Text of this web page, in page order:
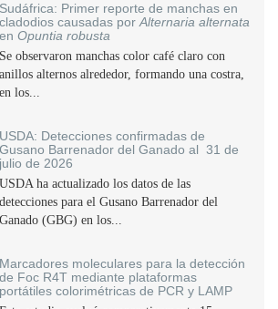
Sudáfrica: Primer reporte de manchas en
cladodios causadas por Alternaria alternata
en Opuntia robusta
Se observaron manchas color café claro con
anillos alternos alrededor, formando una costra,
en los...
USDA: Detecciones confirmadas de
Gusano Barrenador del Ganado al 31 de
julio de 2026
USDA ha actualizado los datos de las
detecciones para el Gusano Barrenador del
Ganado (GBG) en los...
Marcadores moleculares para la detección
de Foc R4T mediante plataformas
portátiles colorimétricas de PCR y LAMP